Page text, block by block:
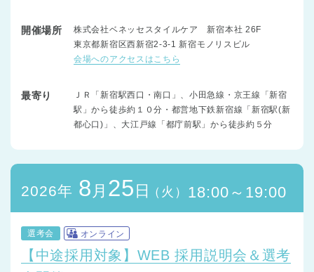
開催場所
株式会社ベネッセスタイルケア 新宿本社 26F
東京都新宿区西新宿2-3-1 新宿モノリスビル
会場へのアクセスはこちら
最寄り
ＪＲ「新宿駅西口・南口」、小田急線・京王線「新宿
駅」から徒歩約１０分・都営地下鉄新宿線「新宿駅(新
都心口)」、大江戸線「都庁前駅」から徒歩約５分
2026年 8 月 25 日 （火） 18:00～19:00
選考会 オンライン
【中途採用対象】WEB 採用説明会＆選考